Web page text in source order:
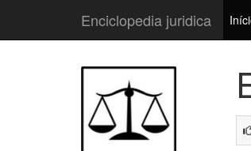
Enciclopedia juridica